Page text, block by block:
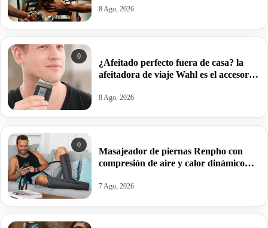
8 Ago, 2026
0
¿Afeitado perfecto fuera de casa? la
afeitadora de viaje Wahl es el accesorio
9,78€.
8 Ago, 2026
0
Masajeador de piernas Renpho con
compresión de aire y calor dinámico
31,99€ antes 109,99€.
7 Ago, 2026